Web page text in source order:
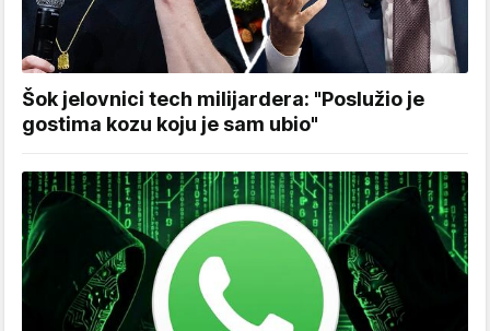
Šok jelovnici tech milijardera: "Poslužio je
gostima kozu koju je sam ubio"